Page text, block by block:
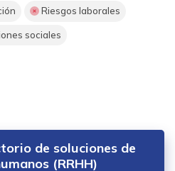
Riesgos laborales
sociales
de soluciones de
(RRHH)